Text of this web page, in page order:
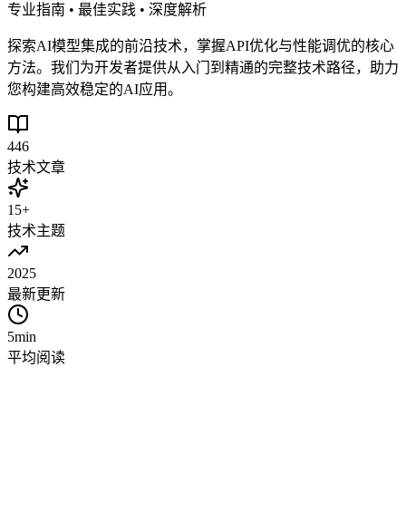
专业指南 • 最佳实践 • 深度解析
探索AI模型集成的前沿技术，掌握API优化与性能调优的核心
方法。我们为开发者提供从入门到精通的完整技术路径，助力
您构建高效稳定的AI应用。
446
技术文章
15+
技术主题
2025
最新更新
5min
平均阅读